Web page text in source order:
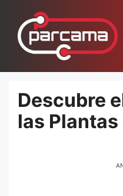
conteúdo
Descubre
las